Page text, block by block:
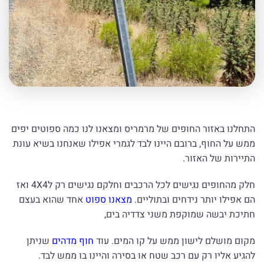
התחלנו באזור החופים של מרמריס ומצאנו לנו כמה ספוטים יפים
ממש על החוף, ברובם היינו לבד לגמרי אפילו שאנחנו בשיא עונת
התיירות של האזור.
חלק מהחופים נגישים לכל הרכבים וחלקם נגישים רק ל4X4 ואז
הם אפילו יותר נידחים ובתוליים. מצאנו ספוט אחד שהוא בעצם
חתיכת יבשה שמוקפת משני צדדיה בים,
מקום מושלם לישון ממש על קו המים. עוד חוף מדהים שניתן
להגיע אליו רק עם רכב שטח או בסירה והיינו בו ממש לבד.